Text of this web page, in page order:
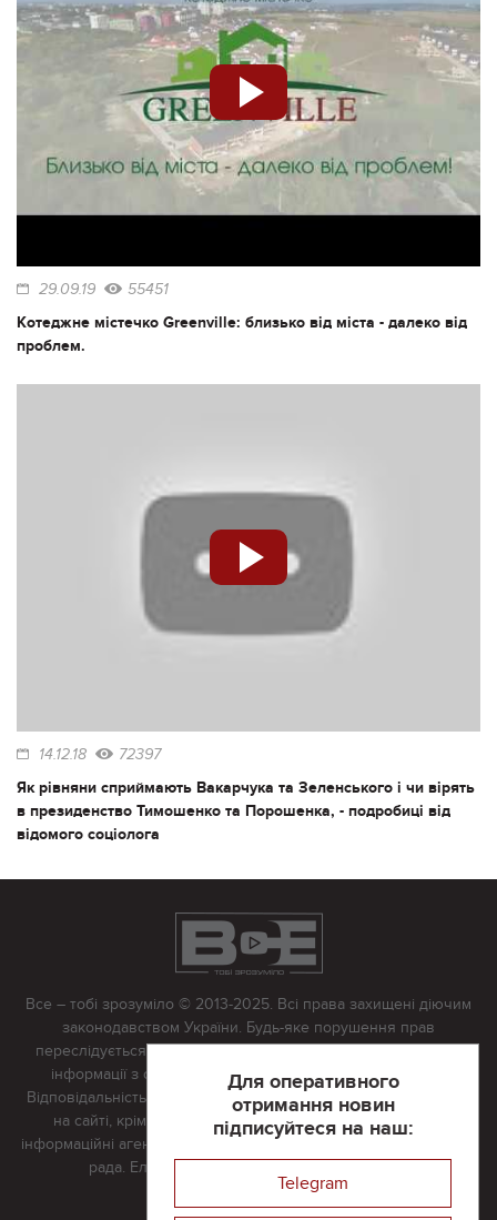
29.09.19 55451
Котеджне містечко Greenville: близько від міста - далеко від
проблем.
14.12.18 72397
Як рівняни сприймають Вакарчука та Зеленського і чи вірять
в президенство Тимошенко та Порошенка, - подробиці від
відомого соціолога
Для оперативного
отримання новин
підписуйтеся на наш:
Telegram
Все – тобі зрозуміло © 2013-2025. Всі права захищені діючим
законодавством України. Будь-яке порушення прав
переслідується в судовому порядку. Будь-яке відтворення
інформації з сайту тільки з письмово дозволу редакції.
Відповідальність за достовірність усіх матеріалів, розміщених
на сайті, крім матеріалів, які містять посилання на інші
інформаційні агентства або інтернет-видання, несе редакційна
рада. Електронна пошта: